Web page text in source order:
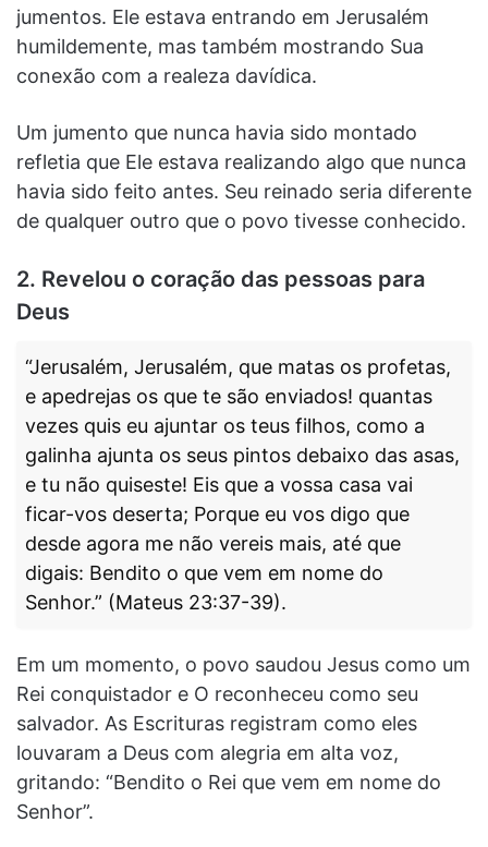
jumentos. Ele estava entrando em Jerusalém
humildemente, mas também mostrando Sua
conexão com a realeza davídica.
Um jumento que nunca havia sido montado
refletia que Ele estava realizando algo que nunca
havia sido feito antes. Seu reinado seria diferente
de qualquer outro que o povo tivesse conhecido.
2. Revelou o coração das pessoas para
Deus
“Jerusalém, Jerusalém, que matas os profetas,
e apedrejas os que te são enviados! quantas
vezes quis eu ajuntar os teus filhos, como a
galinha ajunta os seus pintos debaixo das asas,
e tu não quiseste! Eis que a vossa casa vai
ficar-vos deserta; Porque eu vos digo que
desde agora me não vereis mais, até que
digais: Bendito o que vem em nome do
Senhor.” (Mateus 23:37-39).
Em um momento, o povo saudou Jesus como um
Rei conquistador e O reconheceu como seu
salvador. As Escrituras registram como eles
louvaram a Deus com alegria em alta voz,
gritando: “Bendito o Rei que vem em nome do
Senhor”.